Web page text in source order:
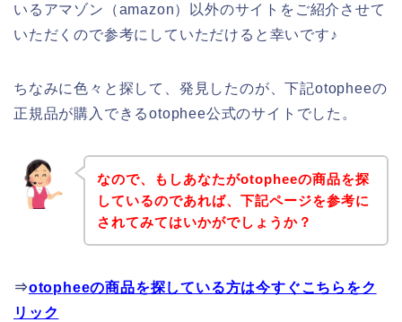
いるアマゾン（amazon）以外のサイトをご紹介させて
いただくので参考にしていただけると幸いです♪
ちなみに色々と探して、発見したのが、下記otopheeの
正規品が購入できるotophee公式のサイトでした。
なので、もしあなたがotopheeの商品を探
しているのであれば、下記ページを参考に
されてみてはいかがでしょうか？
⇒otopheeの商品を探している方は今すぐこちらをク
リック